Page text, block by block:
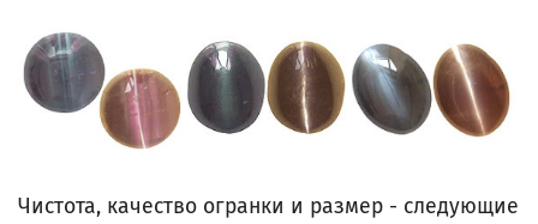
Чистота, качество огранки и размер - следующие